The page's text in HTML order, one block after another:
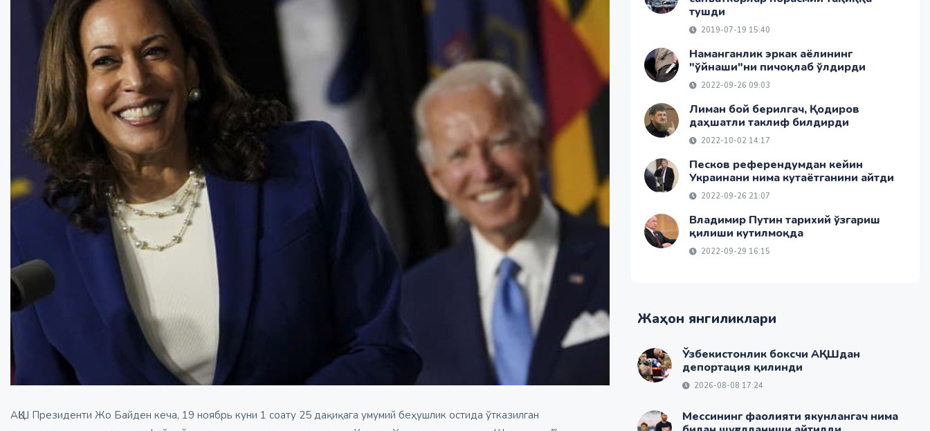
АҚШ Президенти Жо Байден кеча, 19 ноябрь куни 1 соату 25 дақиқага умумий беҳушлик остида ўтказилган
тушди
2019-07-19 15:40
Наманганлик эркак аёлининг
"ўйнаши"ни пичоқлаб ўлдирди
2022-09-26 09:03
Лиман бой берилгач, Қодиров
даҳшатли таклиф билдирди
2022-10-02 14:17
Песков референдумдан кейин
Украинани нима кутаётганини айтди
2022-09-26 21:07
Владимир Путин тарихий ўзгариш
қилиши кутилмоқда
2022-09-29 16:15
Жаҳон янгиликлари
Ўзбекистонлик боксчи АҚШдан
депортация қилинди
2026-08-08 17:24
Мессининг фаолияти якунлангач нима